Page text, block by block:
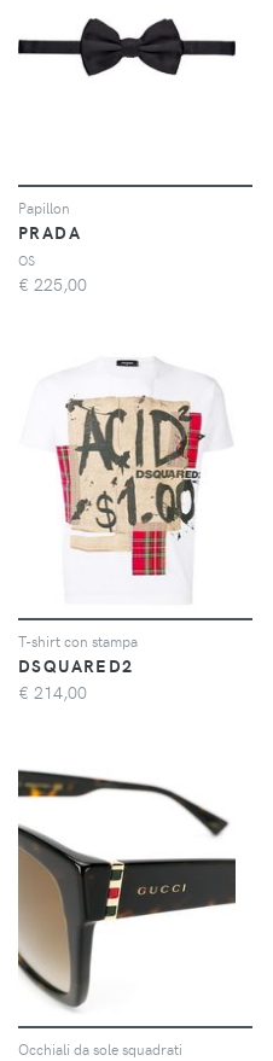
Papillon
PRADA
OS
€ 225,00
T-shirt con stampa
DSQUARED2
€ 214,00
Occhiali da sole squadrati